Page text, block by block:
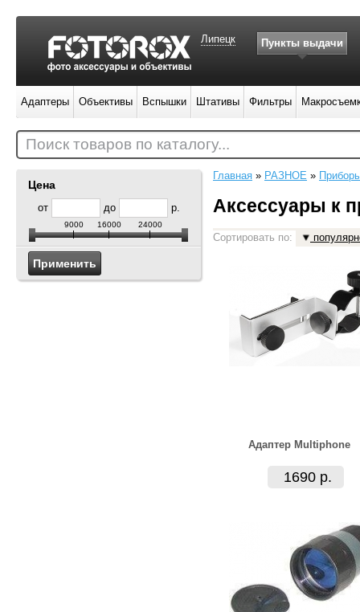
Цена
от до р.
9000 16000 24000
Главная » РАЗНОЕ »
Аксессуары к
Сортировать по:
Адаптер Multiphone
1690 р.
Липецк Пункты выдачи
Адаптеры Объективы Вспышки Штативы Фильтры
Поиск товаров по каталогу...